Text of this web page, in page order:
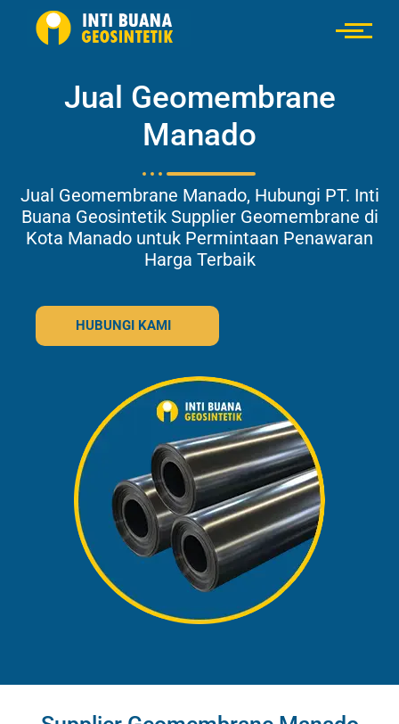
Jual Geomembrane
Manado
Jual Geomembrane Manado, Hubungi PT. Inti
Buana Geosintetik Supplier Geomembrane di
Kota Manado untuk Permintaan Penawaran
Harga Terbaik
HUBUNGI KAMI